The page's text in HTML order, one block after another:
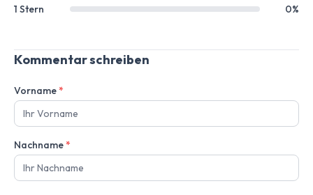
1 Stern
0%
Kommentar schreiben
Vorname*
Nachname*